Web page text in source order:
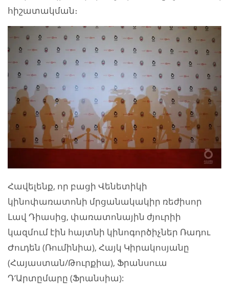
հիշատակման։
Հավելենք, որ բացի Վենետիկի
կինոփառատոնի մրցանակակիր ռեժիսոր
Լավ Դիասից, փառատոնային ժյուրիի
կազմում էին հայտնի կինոգործիչներ Ռադու
Ժուդեն (Ռումինիա), Հայկ Կիրակոսյանը
(Հայաստան/Թուրքիա), Ֆրանսուա
Դ’Արտըմարը (Ֆրանսիա):